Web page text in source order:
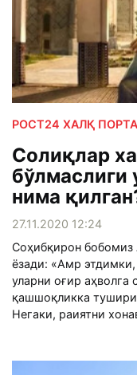
РОСТ24 ХАЛҚ
Солиқлар
бўлмаслиги
нима
27.11.2020 12:24
Соҳибқирон бобомиз
ёзади: «Амр
уларни оғир
қашшоқликка
Негаки, раиятни